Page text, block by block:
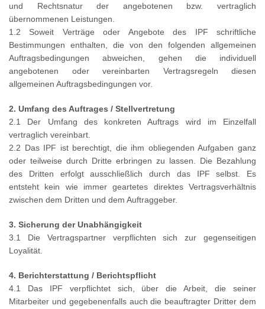
und Rechtsnatur der angebotenen bzw. vertraglich
übernommenen Leistungen.
1.2 Soweit Verträge oder Angebote des IPF schriftliche
Bestimmungen enthalten, die von den folgenden allgemeinen
Auftragsbedingungen abweichen, gehen die individuell
angebotenen oder vereinbarten Vertragsregeln diesen
allgemeinen Auftragsbedingungen vor.
2. Umfang des Auftrages / Stellvertretung
2.1 Der Umfang des konkreten Auftrags wird im Einzelfall
vertraglich vereinbart.
2.2 Das IPF ist berechtigt, die ihm obliegenden Aufgaben ganz
oder teilweise durch Dritte erbringen zu lassen. Die Bezahlung
des Dritten erfolgt ausschließlich durch das IPF selbst. Es
entsteht kein wie immer geartetes direktes Vertragsverhältnis
zwischen dem Dritten und dem Auftraggeber.
3. Sicherung der Unabhängigkeit
3.1 Die Vertragspartner verpflichten sich zur gegenseitigen
Loyalität.
4. Berichterstattung / Berichtspflicht
4.1 Das IPF verpflichtet sich, über die Arbeit, die seiner
Mitarbeiter und gegebenenfalls auch die beauftragter Dritter dem